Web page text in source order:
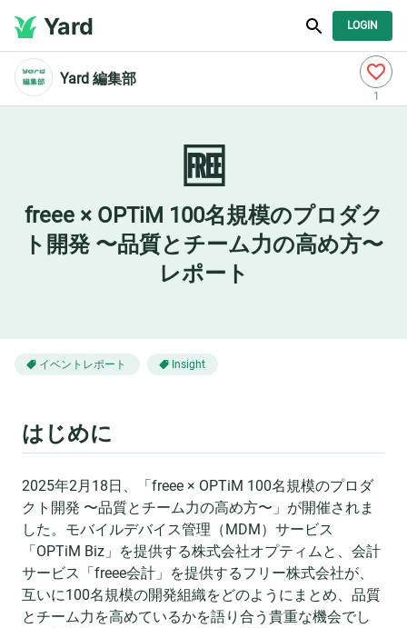
Yard LOGIN
Yard 編集部
1
🆓
freee × OPTiM 100名規模のプロダク
ト開発 〜品質とチーム力の高め方〜
レポート
イベントレポート Insight
はじめに
2025年2月18日、「freee × OPTiM 100名規模のプロダ
クト開発 〜品質とチーム力の高め方〜」が開催されま
した。モバイルデバイス管理（MDM）サービス
「OPTiM Biz」を提供する株式会社オプティムと、会計
サービス「freee会計」を提供するフリー株式会社が、
互いに100名規模の開発組織をどのようにまとめ、品質
とチーム力を高めているかを語り合う貴重な機会でし